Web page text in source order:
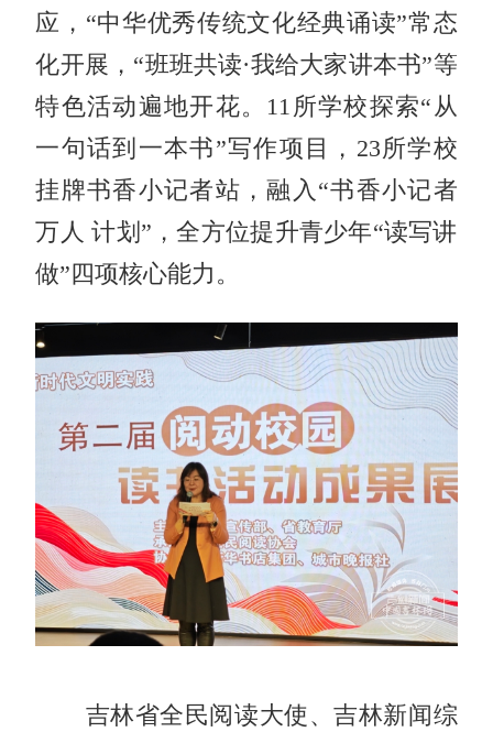
应，“中华优秀传统文化经典诵读”常态
化开展，“班班共读·我给大家讲本书”等
特色活动遍地开花。11所学校探索“从
一句话到一本书”写作项目，23所学校
挂牌书香小记者站，融入“书香小记者
万人 计划”，全方位提升青少年“读写讲
做”四项核心能力。
吉林省全民阅读大使、吉林新闻综